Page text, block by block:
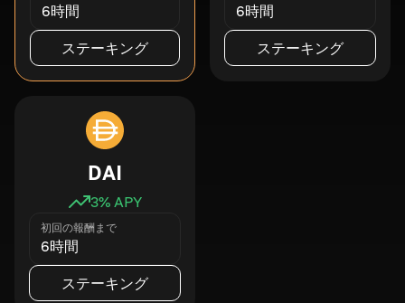
6時間
ステーキング
6時間
ステーキング
DAI
3% APY
初回の報酬まで
6時間
ステーキング